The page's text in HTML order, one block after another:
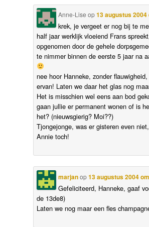
Anne-Lise op13 augustus 2004
krek, je vergeet er nog bij te
half jaar werklijk vloeiend Frans
opgenomen door de gehele
te nimmer binnen de eerste 5 jaar na
nee hoor Hanneke, zonder
ervan! Laten we daar het glas nog
Het is misschien wel eens aan bod
gaan jullie er permanent wonen of is
het? (nieuwsgierig? Moi??)
Tjongejonge, was er gisteren even
Annie toch!
marjanop13 augustus 2004
Gefeliciteerd, Hanneke, gaaf
de 13de8)
Laten we nog maar een fles